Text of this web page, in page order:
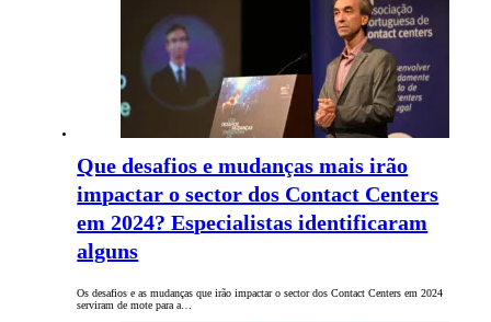
Que desafios e mudanças mais irão
impactar o sector dos Contact Centers
em 2024? Especialistas identificaram
alguns
Os desafios e as mudanças que irão impactar o sector dos Contact Centers em 2024
serviram de mote para a…